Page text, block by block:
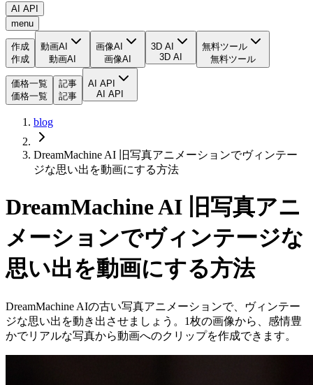
AI API
menu
作成
作成
動画AI
動画AI
画像AI
画像AI
3D AI
3D AI
無料ツール
無料ツール
価格一覧
価格一覧
記事
記事
AI API
AI API
blog
DreamMachine AI 旧写真アニメーションでヴィンテー
ジな思い出を動画にする方法
DreamMachine AI 旧写真アニ
メーションでヴィンテージな
思い出を動画にする方法
DreamMachine AIの古い写真アニメーションで、ヴィンテー
ジな思い出を動き出させましょう。1枚の画像から、感情豊
かでリアルな写真から動画へのクリップを作成できます。